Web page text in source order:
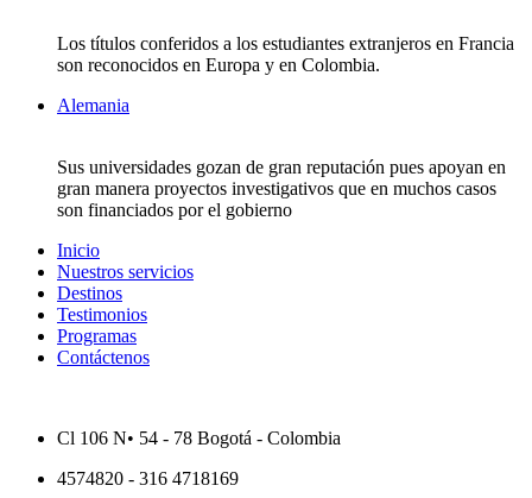
Los títulos conferidos a los estudiantes extranjeros en Francia
son reconocidos en Europa y en Colombia.
Alemania
Sus universidades gozan de gran reputación pues apoyan en
gran manera proyectos investigativos que en muchos casos
son financiados por el gobierno
Inicio
Nuestros servicios
Destinos
Testimonios
Programas
Contáctenos
Cl 106 N• 54 - 78 Bogotá - Colombia
4574820 - 316 4718169